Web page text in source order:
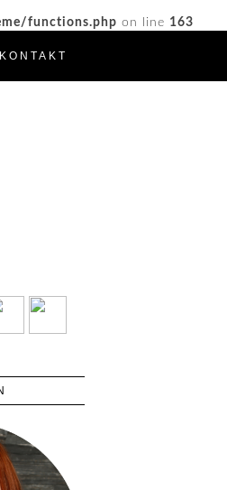
functions.php on line 163
KONTAKT